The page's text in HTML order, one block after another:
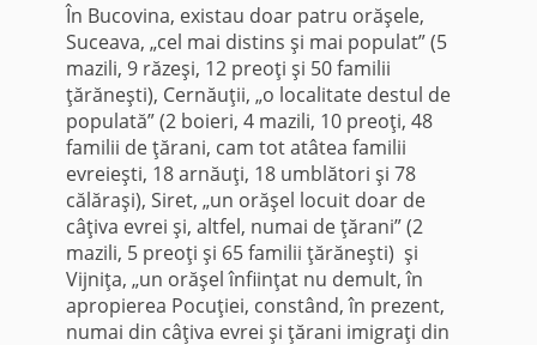
În Bucovina, existau doar patru orăşele,
Suceava, „cel mai distins şi mai populat” (5
mazili, 9 răzeşi, 12 preoţi şi 50 familii
ţărăneşti), Cernăuţii, „o localitate destul de
populată” (2 boieri, 4 mazili, 10 preoţi, 48
familii de ţărani, cam tot atâtea familii
evreieşti, 18 arnăuţi, 18 umblători şi 78
călăraşi), Siret, „un orăşel locuit doar de
câţiva evrei şi, altfel, numai de ţărani” (2
mazili, 5 preoţi şi 65 familii ţărăneşti) şi
Vijniţa, „un orăşel înfiinţat nu demult, în
apropierea Pocuţiei, constând, în prezent,
numai din câţiva evrei şi ţărani imigraţi din